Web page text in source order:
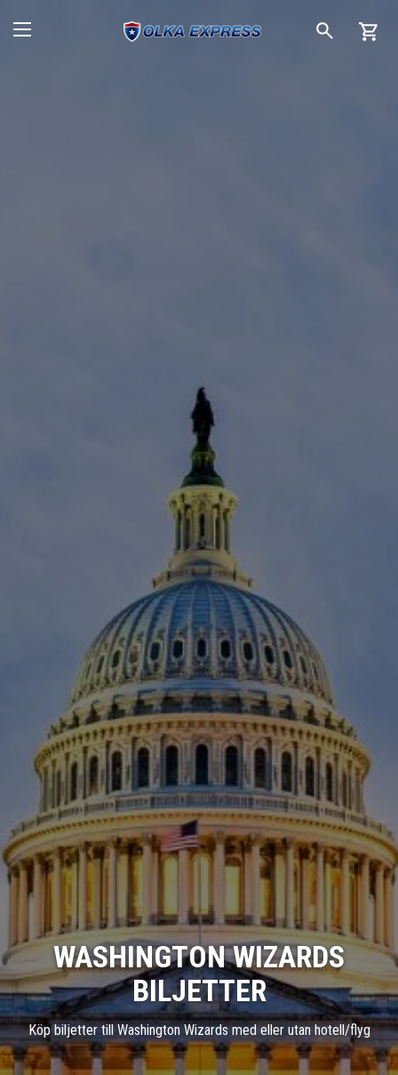
WASHINGTON WIZARDS
BILJETTER
Köp biljetter till Washington Wizards med eller utan hotell/flyg